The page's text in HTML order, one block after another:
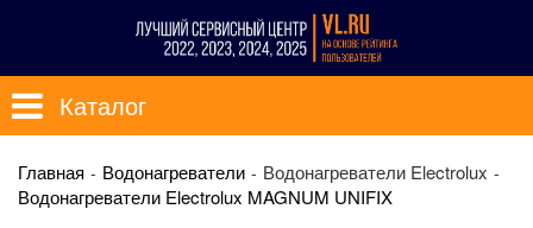
Каталог
Главная Водонагреватели
Водонагреватели Electrolux
Водонагреватели Electrolux MAGNUM UNIFIX